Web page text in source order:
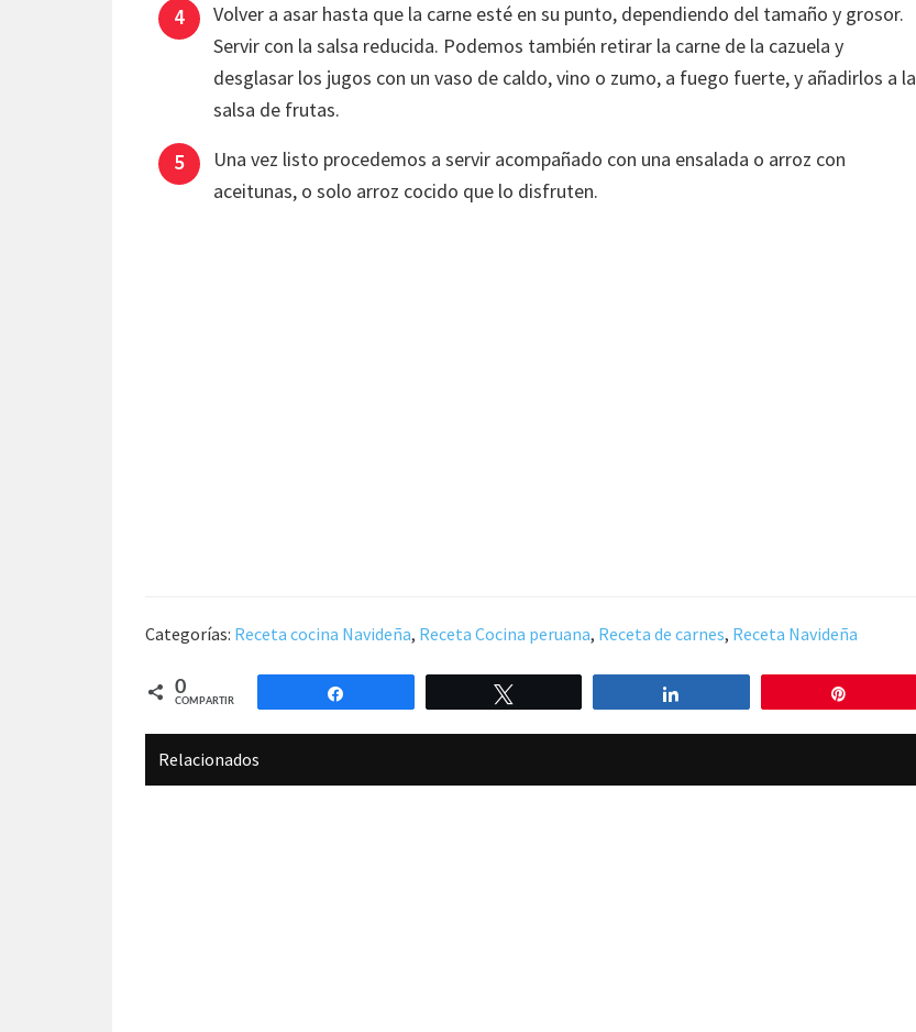
Volver a asar hasta que la carne esté en su punto, dependiendo del tamaño y grosor.
Servir con la salsa reducida. Podemos también retirar la carne de la cazuela y
desglasar los jugos con un vaso de caldo, vino o zumo, a fuego fuerte, y añadirlos a la
salsa de frutas.
Una vez listo procedemos a servir acompañado con una ensalada o arroz con
aceitunas, o solo arroz cocido que lo disfruten.
Categorías: Receta cocina Navideña, Receta Cocina peruana, Receta de carnes, Receta Navideña
0
COMPARTIR
Relacionados